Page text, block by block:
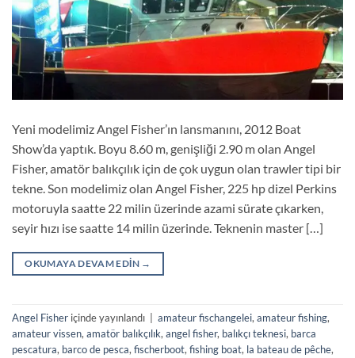
Yeni modelimiz Angel Fisher’ın lansmanını, 2012 Boat
Show’da yaptık. Boyu 8.60 m, genişliği 2.90 m olan Angel
Fisher, amatör balıkçılık için de çok uygun olan trawler tipi bir
tekne. Son modelimiz olan Angel Fisher, 225 hp dizel Perkins
motoruyla saatte 22 milin üzerinde azami sürate çıkarken,
seyir hızı ise saatte 14 milin üzerinde. Teknenin master […]
OKUMAYA DEVAM EDIN →
Angel Fisher içinde yayınlandı amateur fischangelei,amateur fishing,
amateur vissen,amatör balıkçılık,angel fisher, balıkçı teknesi, barca
pescatura, barco de pesca,fischerboot,fishing boat, la bateau de pêche,